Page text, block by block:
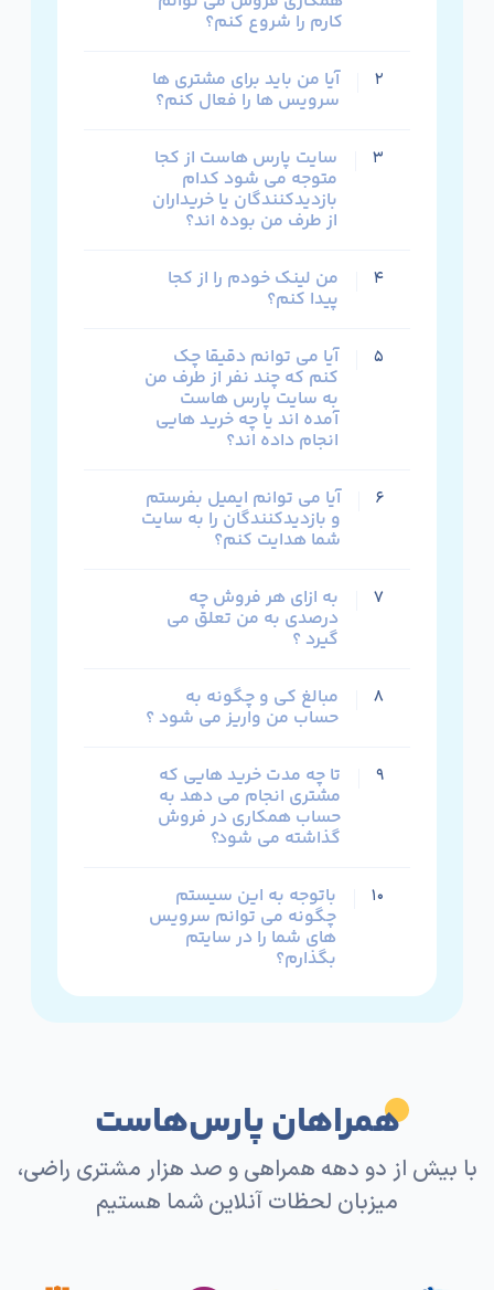
کارم را شروع کنم؟
۲ آیا من باید برای مشتری ها
سرویس ها را فعال کنم؟
۳ سایت پارس هاست از کجا
متوجه می شود کدام
بازدیدکنندگان یا خریداران
از طرف من بوده اند؟
۴ من لینک خودم را از کجا
پیدا کنم؟
۵ آیا می توانم دقیقا چک
کنم که چند نفر از طرف من
به سایت پارس هاست
آمده اند یا چه خرید هایی
انجام داده اند؟
۶ آیا می توانم ایمیل بفرستم
و بازدیدکنندگان را به سایت
شما هدایت کنم؟
۷ به ازای هر فروش چه
درصدی به من تعلق می
گیرد ؟
۸ مبالغ کی و چگونه به
حساب من واریز می شود ؟
۹ تا چه مدت خرید هایی که
مشتری انجام می دهد به
حساب همکاری در فروش
گذاشته می شود؟
۱۰ باتوجه به این سیستم
چگونه می توانم سرویس
های شما را در سایتم
بگذارم؟
همراهان پارس‌هاست
با بیش از دو دهه همراهی و صد هزار مشتری راضی،
میزبان لحظات آنلاین شما هستیم